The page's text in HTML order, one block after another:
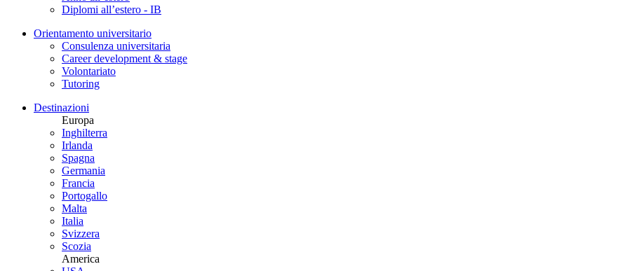
Diplomi all’estero - IB
Orientamento universitario
Consulenza universitaria
Career development & stage
Volontariato
Tutoring
Destinazioni
Europa
Inghilterra
Irlanda
Spagna
Germania
Francia
Portogallo
Malta
Italia
Svizzera
Scozia
America